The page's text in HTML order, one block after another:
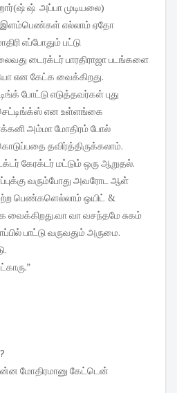
ஷ் அப்பா முடியலை)
இளம்பெண்கள் எல்லாம் ஏதோ
எப்போதும் பட்டு
டைரக்டர் பாரதிராஜா படங்களை
என கேட்க வைக்கிறது.
போட்டு எடுத்தவர்கள் புது
என உள்ளங்கை
அம்மா மோதிரம் போல்
தவிர்த்திருக்கலாம்.
கேரக்டர் மட்டும் ஒரு ஆறுதல்.
வரும்போது அவரோட ஆள்
பெண்களெல்லாம் ஒயிட் &
வைக்கிறது.வா வா வசந்தமே சுகம்
பாட்டு வருவதும் அருமை.
மோதிரமானு கேட்டென்